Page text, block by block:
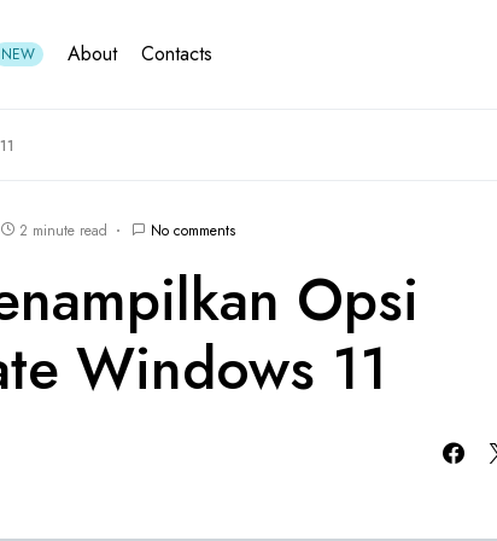
NEW About Contacts
2 minute read No comments
Opsi
Windows 11